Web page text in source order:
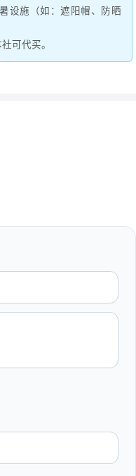
设施（如：遮阳帽、防晒
可代买。